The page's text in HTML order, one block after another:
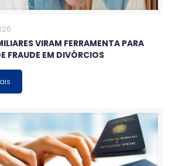
VIRAM FERRAMENTA PARA
FRAUDE EM DIVÓRCIOS